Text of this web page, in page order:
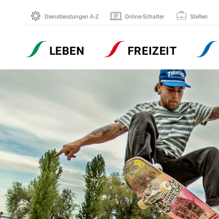
Dienstleistungen A-Z Online-Schalter Stellen
Hauptnavigation
LEBEN FREIZEIT